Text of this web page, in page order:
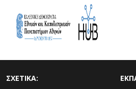
ΣΧΕΤΙΚΑ: